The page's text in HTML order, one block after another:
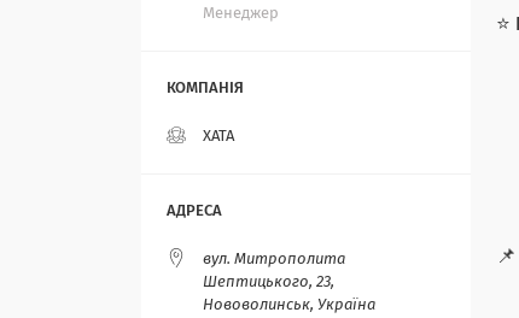
Менеджер
ХАТА
вул. Митрополита
Шептицького, 23,
Нововолинськ, Україна